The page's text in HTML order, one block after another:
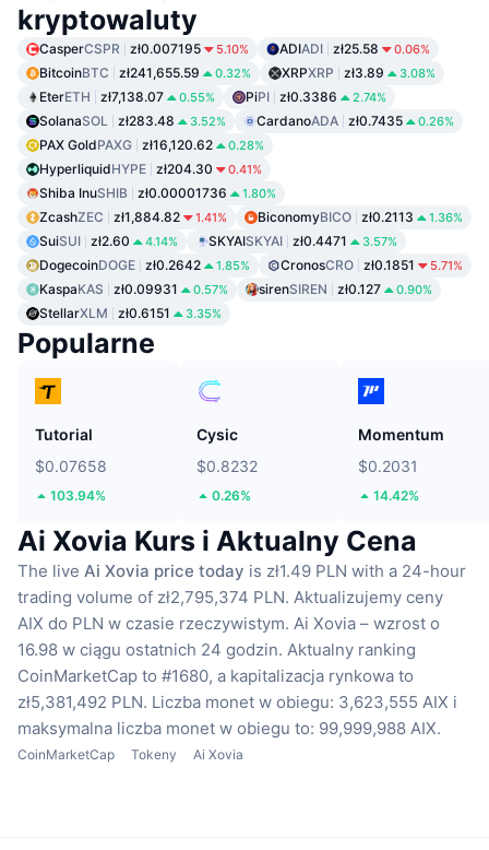
kryptowaluty
CasperCSPR zł0.007195 5.10% ADIADI zł25.58 0.06%
BitcoinBTC zł241,655.59 0.32% XRPXRP zł3.89 3.08%
EterETH zł7,138.07 0.55% PiPI zł0.3386 2.74%
SolanaSOL zł283.48 3.52% CardanoADA zł0.7435 0.26%
PAX GoldPAXG zł16,120.62 0.28%
HyperliquidHYPE zł204.30 0.41%
Shiba InuSHIB zł0.00001736 1.80%
ZcashZEC zł1,884.82 1.41% BiconomyBICO zł0.2113 1.36%
SuiSUI zł2.60 4.14% SKYAISKYAI zł0.4471 3.57%
DogecoinDOGE zł0.2642 1.85% CronosCRO zł0.1851 5.71%
KaspaKAS zł0.09931 0.57% sirenSIREN zł0.127 0.90%
StellarXLM zł0.6151 3.35%
Popularne
Tutorial
$0.07658
103.94%
Cysic
$0.8232
0.26%
Momentum
$0.2031
14.42%
Ai Xovia Kurs i Aktualny Cena
The live Ai Xovia price today is zł1.49 PLN with a 24-hour
trading volume of zł2,795,374 PLN. Aktualizujemy ceny
AIX do PLN w czasie rzeczywistym. Ai Xovia – wzrost o
16.98 w ciągu ostatnich 24 godzin. Aktualny ranking
CoinMarketCap to #1680, a kapitalizacja rynkowa to
zł5,381,492 PLN. Liczba monet w obiegu: 3,623,555 AIX i
maksymalna liczba monet w obiegu to: 99,999,988 AIX.
CoinMarketCap Tokeny Ai Xovia